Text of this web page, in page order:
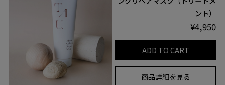
ント）
¥4,950
ADD TO CART
商品詳細を見る